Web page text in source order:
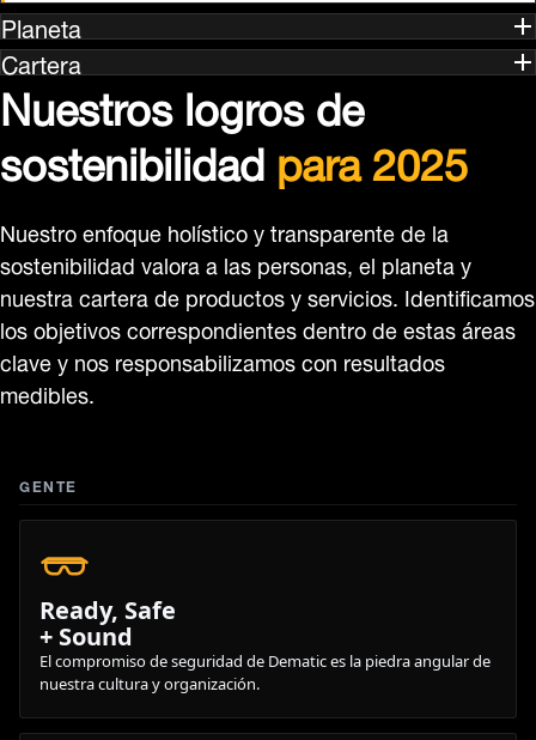
Planeta
Cartera
Nuestros logros de
sostenibilidadpara 2025
Nuestro enfoque holístico y transparente de la
sostenibilidad valora a las personas, el planeta y
nuestra cartera de productos y servicios. Identificamos
los objetivos correspondientes dentro de estas áreas
clave y nos responsabilizamos con resultados
medibles.
GENTE
Ready, Safe
+ Sound
El compromiso de seguridad de Dematic es la piedra angular de
nuestra cultura y organización.